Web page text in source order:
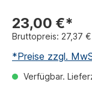
23,00 €*
Bruttopreis: 27,37
*Preise zzgl.
Verfügbar.